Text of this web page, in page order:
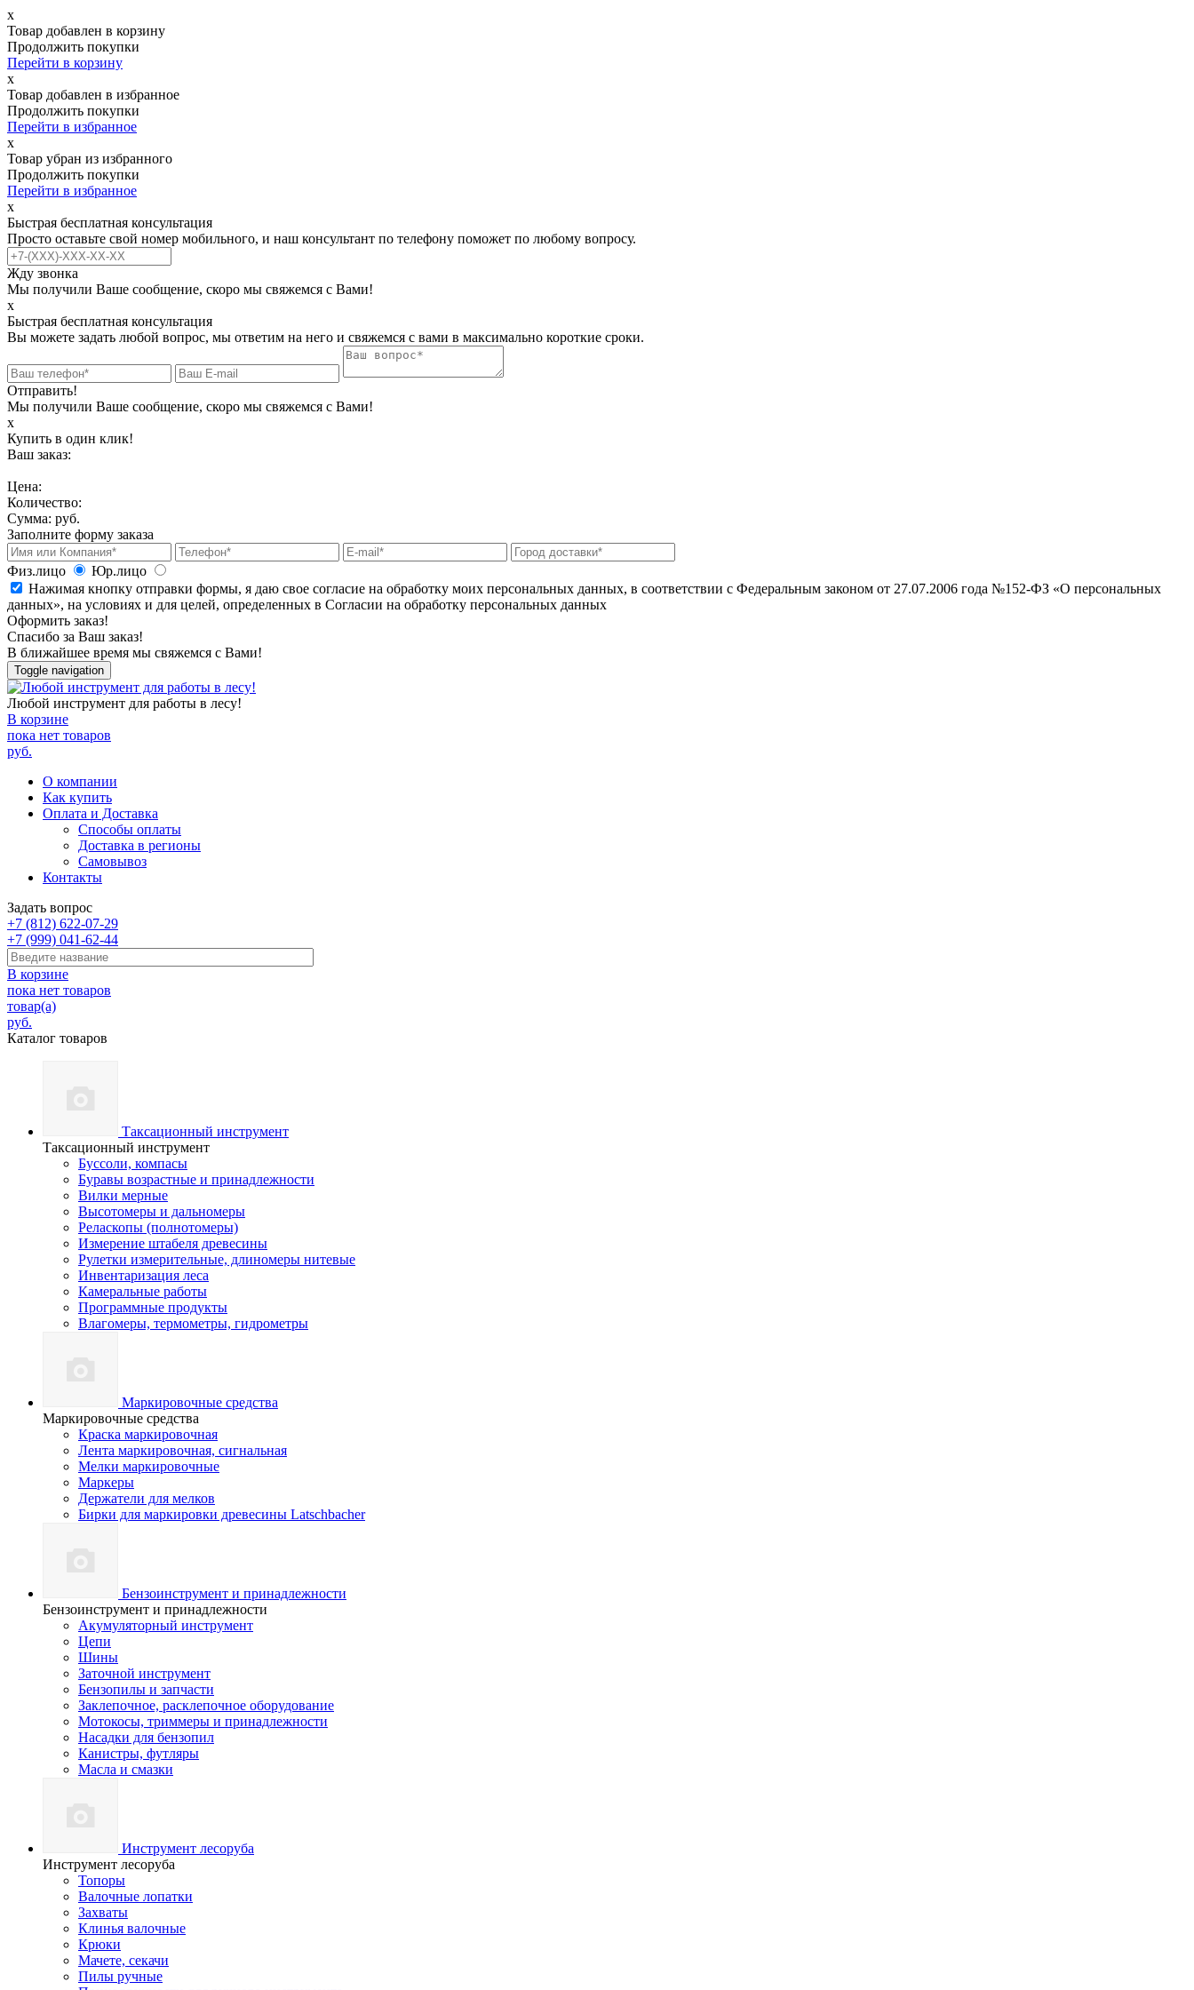
х
Товар добавлен в корзину
Продолжить покупки
Перейти в корзину
х
Товар добавлен в избранное
Продолжить покупки
Перейти в избранное
х
Товар убран из избранного
Продолжить покупки
Перейти в избранное
х
Быстрая бесплатная консультация
Просто оставьте свой номер мобильного, и наш консультант по телефону поможет по любому вопросу.
Жду звонка
Мы получили Ваше сообщение, скоро мы свяжемся с Вами!
х
Быстрая бесплатная консультация
Вы можете задать любой вопрос, мы ответим на него и свяжемся с вами в максимально короткие сроки.
Отправить!
Мы получили Ваше сообщение, скоро мы свяжемся с Вами!
х
Купить в один клик!
Ваш заказ:
Цена:
Количество:
Сумма: руб.
Заполните форму заказа
Физ.лицо
Юр.лицо
Нажимая кнопку отправки формы, я даю свое согласие на обработку моих персональных данных, в соответствии с Федеральным законом от 27.07.2006 года №152-ФЗ «О персональных
данных», на условиях и для целей, определенных в Согласии на обработку персональных данных
Оформить заказ!
Спасибо за Ваш заказ!
В ближайшее время мы свяжемся с Вами!
Toggle navigation
Любой инструмент для работы в лесу!
В корзине
пока нет товаров
руб.
О компании
Как купить
Оплата и Доставка
Способы оплаты
Доставка в регионы
Самовывоз
Контакты
Задать вопрос
+7 (812) 622-07-29
+7 (999) 041-62-44
В корзине
пока нет товаров
товар(а)
руб.
Каталог товаров
Таксационный инструмент
Таксационный инструмент
Буссоли, компасы
Буравы возрастные и принадлежности
Вилки мерные
Высотомеры и дальномеры
Реласкопы (полнотомеры)
Измерение штабеля древесины
Рулетки измерительные, длиномеры нитевые
Инвентаризация леса
Камеральные работы
Программные продукты
Влагомеры, термометры, гидрометры
Маркировочные средства
Маркировочные средства
Краска маркировочная
Лента маркировочная, сигнальная
Мелки маркировочные
Маркеры
Держатели для мелков
Бирки для маркировки древесины Latschbacher
Бензоинструмент и принадлежности
Бензоинструмент и принадлежности
Акумуляторный инструмент
Цепи
Шины
Заточной инструмент
Бензопилы и запчасти
Заклепочное, расклепочное оборудование
Мотокосы, триммеры и принадлежности
Насадки для бензопил
Канистры, футляры
Масла и смазки
Инструмент лесоруба
Инструмент лесоруба
Топоры
Валочные лопатки
Захваты
Клинья валочные
Крюки
Мачете, секачи
Пилы ручные